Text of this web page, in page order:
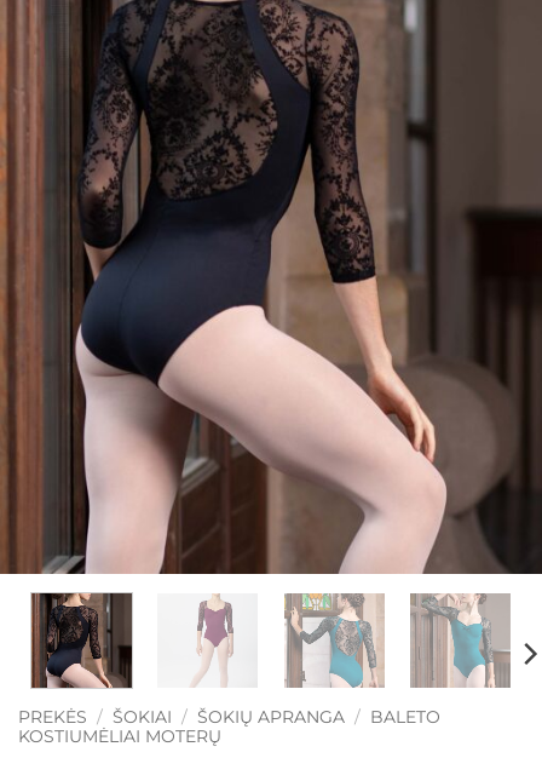
PREKĖS / ŠOKIAI / ŠOKIŲ APRANGA / BALETO
KOSTIUMĖLIAI MOTERŲ